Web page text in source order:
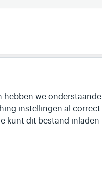
hebben we onderstaande
instellingen al correct
kunt dit bestand inladen